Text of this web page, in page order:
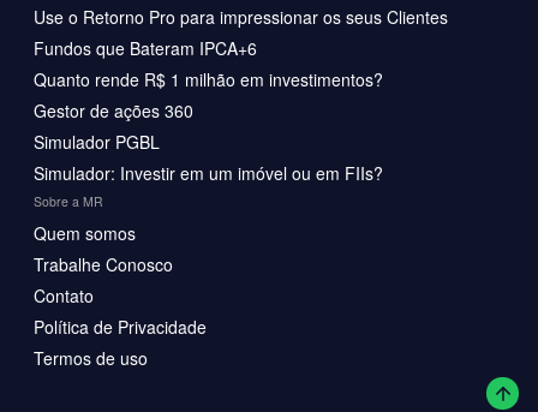
Use o Retorno Pro para impressionar os seus Clientes
Fundos que Bateram IPCA+6
Quanto rende R$ 1 milhão em investimentos?
Gestor de ações 360
Simulador PGBL
Simulador: Investir em um imóvel ou em FIIs?
Sobre a MR
Quem somos
Trabalhe Conosco
Contato
Política de Privacidade
Termos de uso